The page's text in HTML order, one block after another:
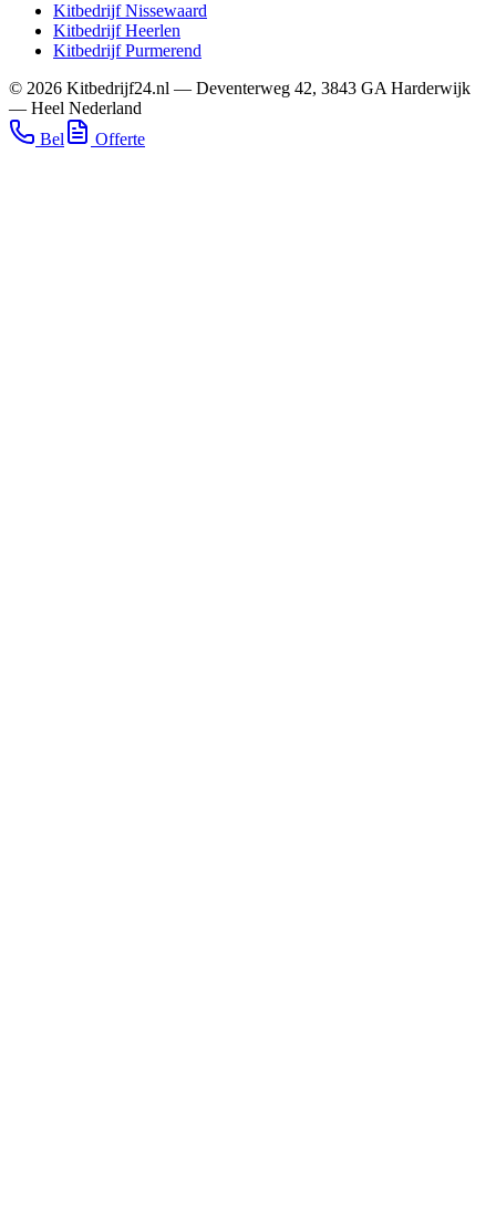
KitbedrijfNissewaard
KitbedrijfHeerlen
KitbedrijfPurmerend
© 2026 Kitbedrijf24.nl — Deventerweg 42, 3843 GA Harderwijk
— Heel Nederland
Bel
Offerte